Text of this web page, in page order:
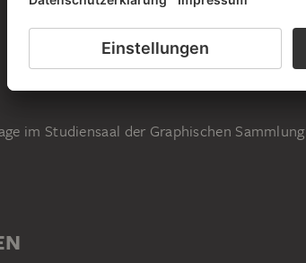
im Studiensaal der Graphischen Sammlung